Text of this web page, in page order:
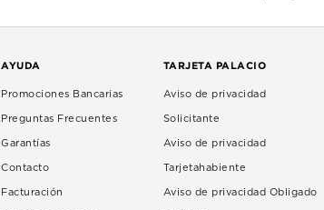
AYUDA
Promociones Bancarias
Preguntas Frecuentes
Garantías
Contacto
Facturación
TARJETA PALACIO
Aviso de privacidad
Solicitante
Aviso de privacidad
Tarjetahabiente
Aviso de privacidad Obligado